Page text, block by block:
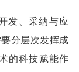
发、采纳与应
分层次发挥成
的科技赋能作